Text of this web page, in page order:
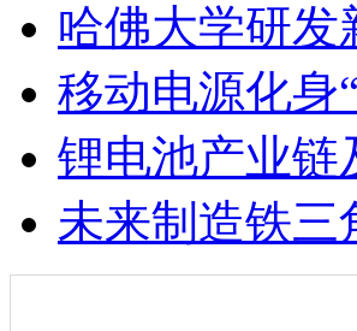
哈佛大学研发
移动电源化身
锂电池产业链
未来制造铁三